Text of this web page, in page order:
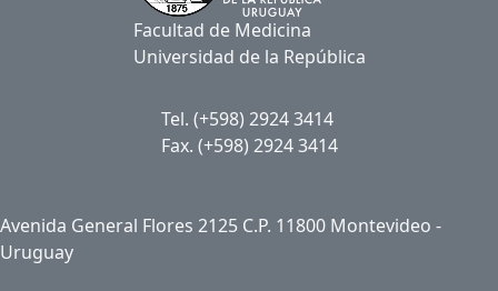
Facultad de Medicina
Universidad de la República
Tel. (+598) 2924 3414
Fax. (+598) 2924 3414
Avenida General Flores 2125 C.P. 11800 Montevideo -
Uruguay